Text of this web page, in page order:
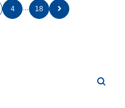
4 18